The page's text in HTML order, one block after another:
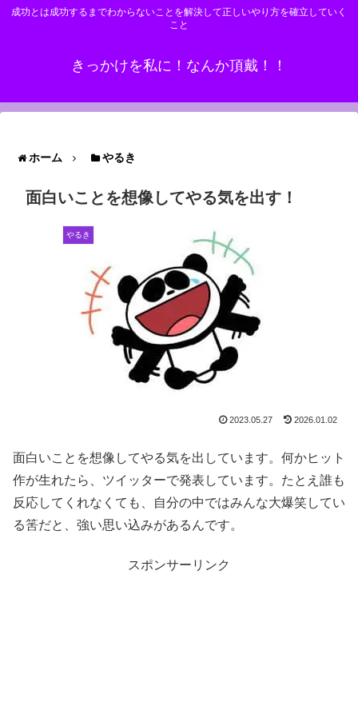
成功とは成功するまでわからないことを解決して正しいやり方を確立していく
こと
きっかけを私に！なんか頂戴！！
ホーム やるき
面白いことを想像してやる気を出す！
やるき
2023.05.27 2026.01.02
面白いことを想像してやる気を出しています。何かヒット
作が生れたら、ツイッターで発表しています。たとえ誰も
反応してくれなくても、自分の中ではみんな大爆笑してい
る筈だと、強い思い込みがあるんです。
スポンサーリンク